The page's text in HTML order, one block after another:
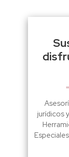
jurídicos